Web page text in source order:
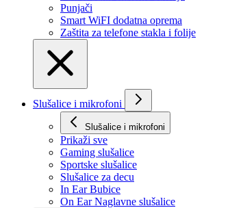
Punjači
Smart WiFI dodatna oprema
Zaštita za telefone stakla i folije
Slušalice i mikrofoni
Slušalice i mikrofoni
Prikaži svе
Gaming slušalice
Sportske slušalice
Slušalice za decu
In Ear Bubice
On Ear Naglavne slušalice